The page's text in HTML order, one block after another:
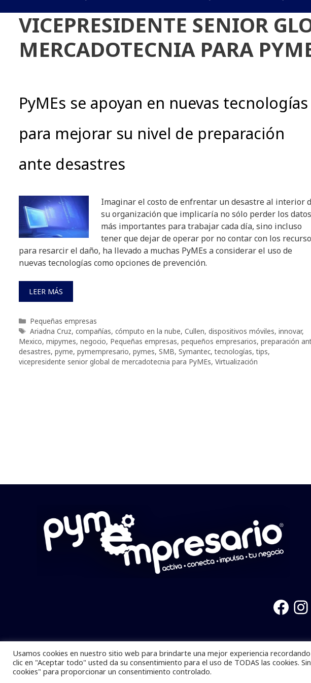
VICEPRESIDENTE SENIOR
MERCADOTECNIA PARA
PyMEs se apoyan en nuevas tecnologías
para mejorar su nivel de preparación
ante desastres
Imaginar el costo de enfrentar un desastre al interior
su organización que implicaría no sólo perder los datos
más importantes para trabajar cada día, sino incluso
tener que dejar de operar por no contar con los
para resarcir el daño, ha llevado a muchas PyMEs a considerar el uso de
nuevas tecnologías como opciones de prevención.
LEER MÁS
Categorías
Pequeñas empresas
Etiquetas
Ariadna Cruz, compañías, cómputo en la nube, Cullen, dispositivos móviles, innovar,
Mexico, mipymes, negocio, Pequeñas empresas, pequeños empresarios, preparación
desastres, pyme, pymempresario, pymes, SMB, Symantec,tecnologías,tips,
vicepresidente senior global de mercadotecnia para PyMEs, Virtualización
Pymempresario © 2025 Todos los derechos reservados.
Usamos cookies en nuestro sitio web para brindarte una mejor experiencia
clic en "Aceptar todo" usted da su consentimiento para el uso de TODAS las cookies.
cookies" para proporcionar un consentimiento controlado.